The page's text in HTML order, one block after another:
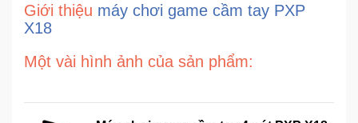
chơi
công
Giới thiệu máy chơi game cầm tay PXP
X18
Một vài hình ảnh của sản phẩm: